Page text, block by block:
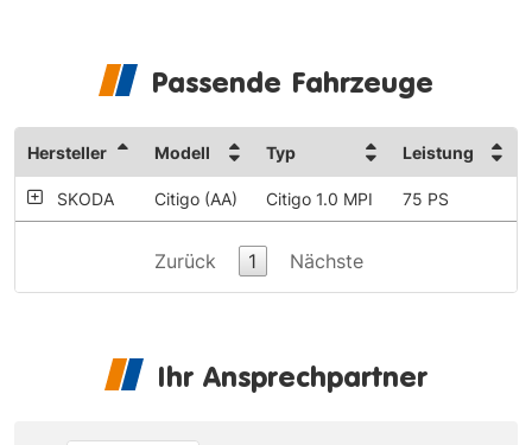
Passende Fahrzeuge
Hersteller Modell Typ Leistung
SKODA Citigo (AA) Citigo 1.0 MPI 75 PS
Zurück 1 Nächste
Ihr Ansprechpartner